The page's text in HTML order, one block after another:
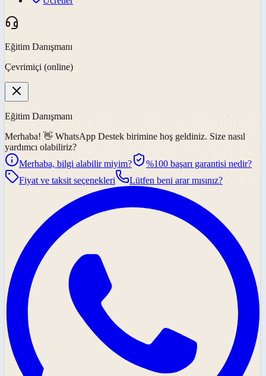
Eğitim Danışmanı
Çevrimiçi (online)
Eğitim Danışmanı
Merhaba! 👋 WhatsApp Destek birimine hoş geldiniz. Size nasıl
yardımcı olabiliriz?
Merhaba, bilgi alabilir miyim?
%100 başarı garantisi nedir?
Fiyat ve taksit seçenekleri
Lütfen beni arar mısınız?